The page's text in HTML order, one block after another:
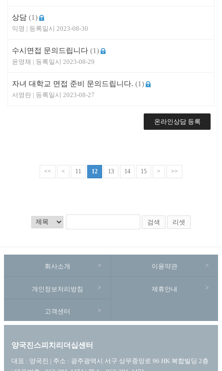
상담 (1)
익명 2023-08-30
수시면접 문의드립니다 (1)
윤영채 2023-08-29
자녀 대학교 면접 준비 문의드립니다. (1)
서영란 2023-08-27
온라인상담 등록
<< < 11 12 13 14 15 > >>
검색 리셋
회사소개 이용약관
개인정보처리방침 제휴안내
고객센터
양국진스피치리더십센터
대표 : 양국진 | 주소 : 광주광역시 서구 상무중앙로 96 HK 복합빌딩 2층